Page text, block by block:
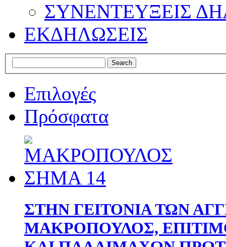
ΣΥΝΕΝΤΕΥΞΕΙΣ
ΕΚΔΗΛΩΣΕΙΣ
Επιλογές
Πρόσφατα
ΣΤΗΝ ΓΕΙΤΟΝΙΑ ΤΩΝ
ΜΑΚΡΟΠΟΥΛΟΣ,